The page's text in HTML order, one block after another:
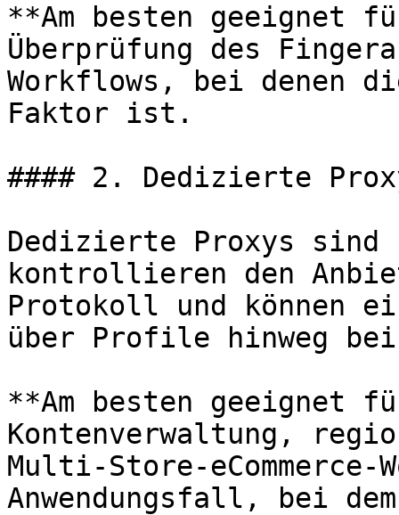
**Am besten geeignet
Überprüfung des
Workflows, bei denen
Faktor ist.
#### 2. Dedizierte
Dedizierte Proxys sind
kontrollieren den
Protokoll und können
über Profile hinweg
**Am besten geeignet
Kontenverwaltung,
Multi-Store-
Anwendungsfall, bei